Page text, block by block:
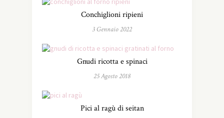
Conchiglioni ripieni
3 Gennaio 2022
Gnudi ricotta e spinaci
25 Agosto 2018
Pici al ragù di seitan